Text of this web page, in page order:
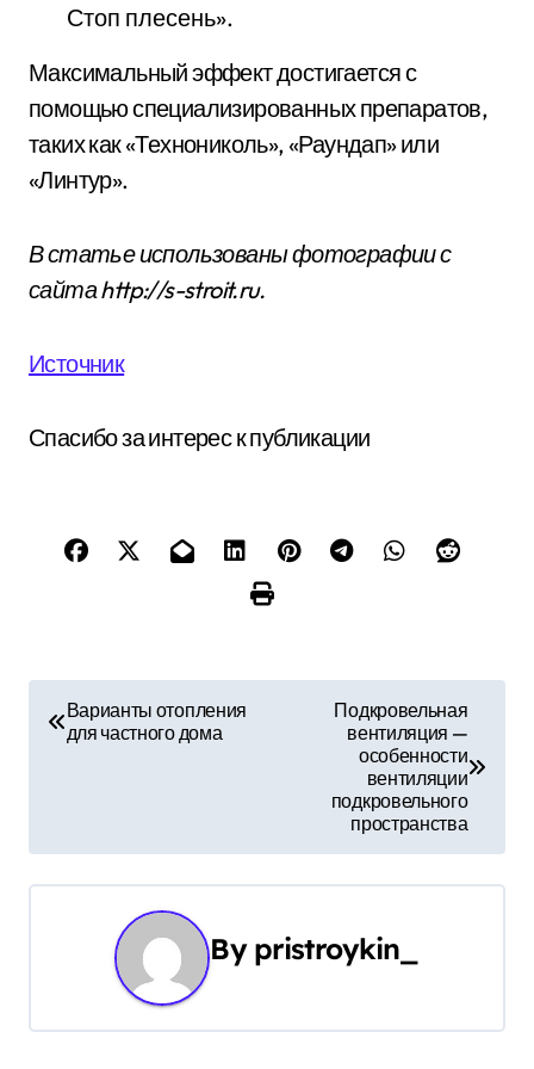
Стоп плесень».
Максимальный эффект достигается с
помощью специализированных препаратов,
таких как «Технониколь», «Раундап» или
«Линтур».
В статье использованы фотографии с
сайтаhttp://s-stroit.ru.
Источник
Спасибо за интерес к публикации
и
г
и
Варианты отопления
для частного дома
Подкровельная
вентиляция —
особенности
вентиляции
подкровельного
пространства
By pristroykin_